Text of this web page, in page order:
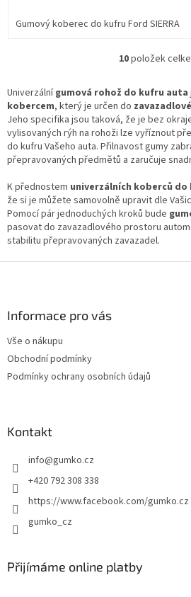
Gumový koberec do kufru Ford SIERRA
O
l
á
d
a
c
í
r
v
k
y
v
p
10položek
Univerzálnígumová rohož do kufru auta
kobercem, který je určen do
Jeho specifika jsou taková, že je bez
vylisovaných rýh na rohoži lze vyříznout
do kufru Vašeho auta. Přilnavost gumy
přepravovaných předmětů a zaručuje
K přednostem univerzálních koberců do
že si je můžete samovolně upravit dle
Pomocí pár jednoduchých kroků bude
pasovat do zavazadlového prostoru
stabilitu přepravovaných zavazadel.
Informace pro vás
Vše o nákupu
Obchodní podmínky
Podmínky ochrany osobních údajů
Kontakt
info@gumko.cz
+420 792 308 338
https://www.facebook.com/gumko.cz
gumko_cz
Přijímáme online platby